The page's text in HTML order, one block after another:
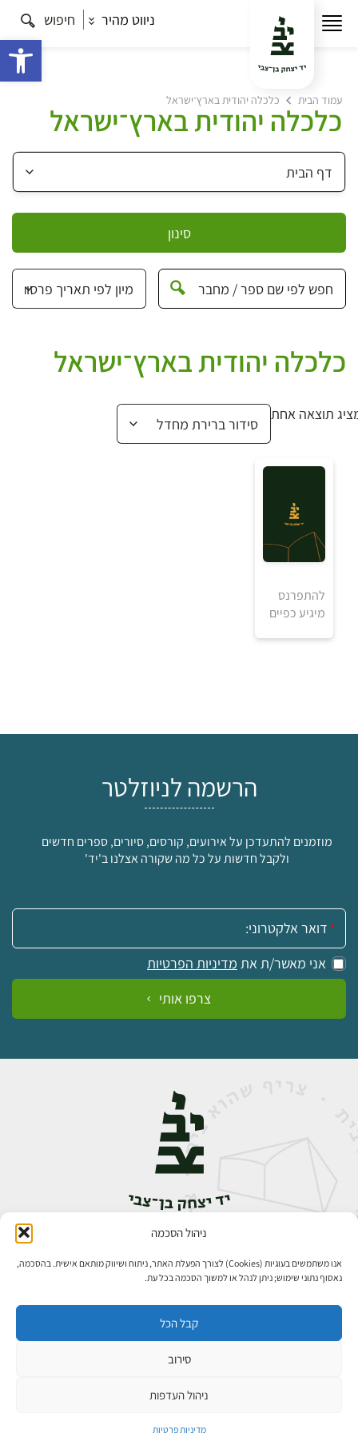
ניהול הסכמה
אנו משתמשים בעוגיות (Cookies) לצורך הפעלת האתר, ניתוח ושיווק מותאם אישית. בהסכמה,
נאסוף נתוני שימוש; ניתן לנהל או למשוך הסכמה בכל עת.
קבל הכל
סירוב
ניהול העדפות
מדיניות פרטיות
ניווט מהיר חיפוש
עמוד הבית כלכלה יהודית בארץ־ישראל
כלכלה יהודית בארץ־ישראל
סינון
כלכלה יהודית בארץ־ישראל
תוצאה אחת
להתפרנס
מיגיע כפיים
הרשמה לניוזלטר
מוזמנים להתעדכן על אירועים, קורסים, סיורים, ספרים חדשים
ולקבל חדשות על כל מה שקורה אצלנו ב'יד'
אימייל:
אני מאשר/ת את מדיניות הפרטיות
צרפו אותי
אבן גבירול 14, רחביה, ירושלים
פיתוח אתרים